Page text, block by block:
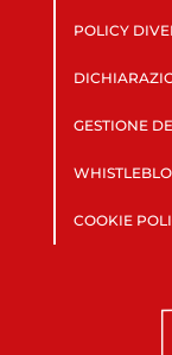
POLICY
GESTIONE
COOKIE